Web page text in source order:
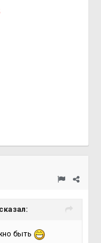
сказал:
быть